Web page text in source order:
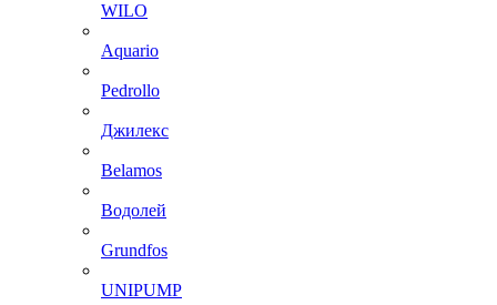
WILO
Aquario
Pedrollo
Джилекс
Belamos
Водолей
Grundfos
UNIPUMP